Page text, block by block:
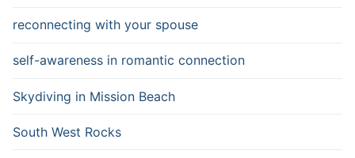
reconnecting with your spouse
self-awareness in romantic connection
Skydiving in Mission Beach
South West Rocks